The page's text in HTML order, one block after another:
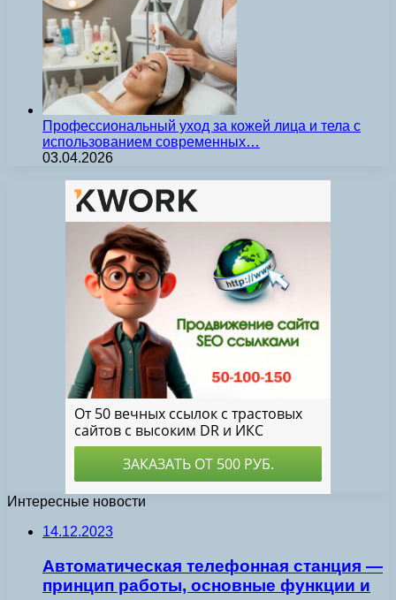
Профессиональный уход за кожей лица и тела с
использованием современных…
03.04.2026
Интересные новости
14.12.2023
Автоматическая телефонная станция —
принцип работы, основные функции и